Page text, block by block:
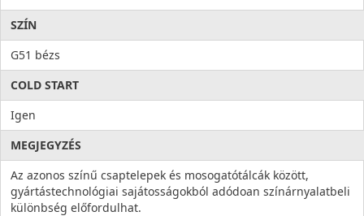
SZÍN
G51 bézs
COLD START
Igen
MEGJEGYZÉS
Az azonos színű csaptelepek és mosogatótálcák között,
gyártástechnológiai sajátosságokból adódoan színárnyalatbeli
különbség előfordulhat.